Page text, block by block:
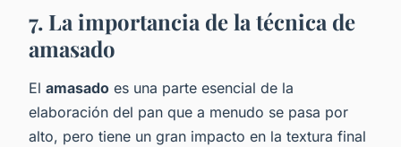
7. La importancia de la técnica de
amasado
El amasado es una parte esencial de la
elaboración del pan que a menudo se pasa por
alto, pero tiene un gran impacto en la textura final